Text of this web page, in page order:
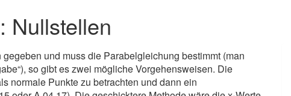
Nullstellen
und muss die Parabelgleichung bestimmt (man
so gibt es zwei mögliche Vorgehensweisen. Die
normale Punkte zu betrachten und dann ein